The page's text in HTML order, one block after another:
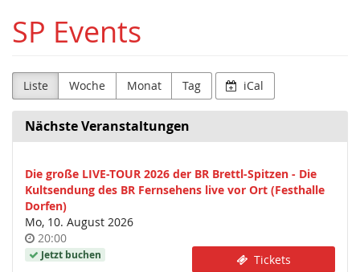
Haupt-
Inhalt
SP Events
Liste Woche Monat Tag iCal
Nächste Veranstaltungen
Die große LIVE-TOUR 2026 der BR Brettl-Spitzen - Die
Kultsendung des BR Fernsehens live vor Ort (Festhalle
Dorfen)
Mo, 10. August 2026
Uhrzeit
20:00
Jetzt buchen Tickets